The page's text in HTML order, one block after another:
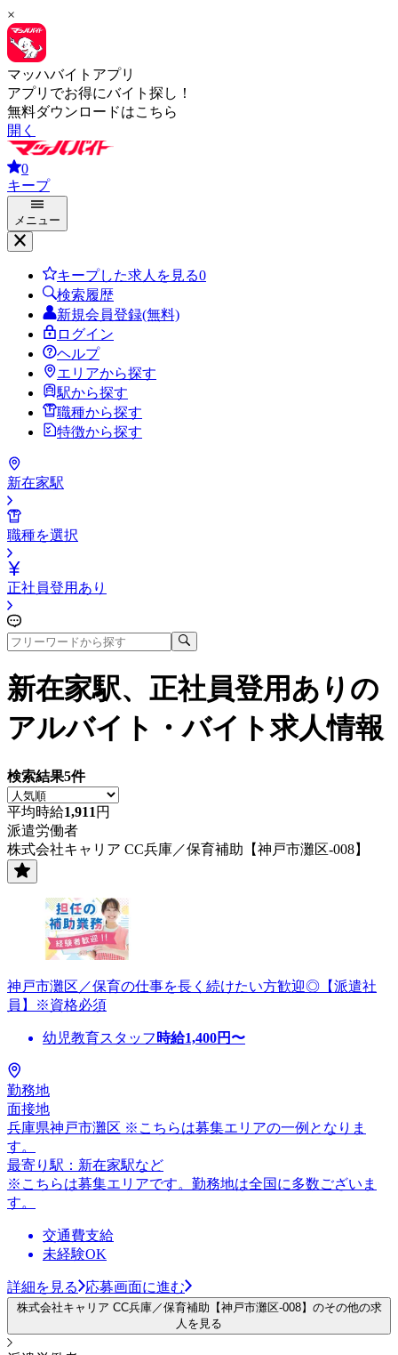
×
マッハバイトアプリ
アプリでお得にバイト探し！
無料ダウンロードはこちら
開く
0
キープ
メニュー
キープした求人を見る0
検索履歴
新規会員登録(無料)
ログイン
ヘルプ
エリアから探す
駅から探す
職種から探す
特徴から探す
新在家駅
職種を選択
正社員登用あり
新在家駅、正社員登用あり の
アルバイト・バイト求人情報
検索結果5件
平均時給1,911 円
派遣労働者
株式会社キャリア CC兵庫／保育補助【神戸市灘区-008】
神戸市灘区／保育の仕事を長く続けたい方歓迎◎【派遣社
員】※資格必須
幼児教育スタッフ 時給1,400円〜
勤務地
面接地
兵庫県神戸市灘区 ※こちらは募集エリアの一例となりま
す。
最寄り駅：新在家駅など
※こちらは募集エリアです。勤務地は全国に多数ございま
す。
交通費支給
未経験OK
詳細を見る 応募画面に進む
株式会社キャリア CC兵庫／保育補助【神戸市灘区-008】のその他の求
人を見る